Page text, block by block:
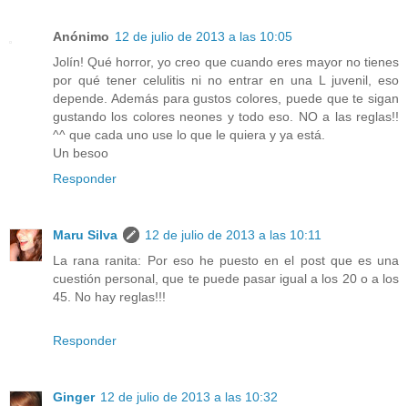
Anónimo 12 de julio de 2013 a las 10:05
Jolín! Qué horror, yo creo que cuando eres mayor no tienes
por qué tener celulitis ni no entrar en una L juvenil, eso
depende. Además para gustos colores, puede que te sigan
gustando los colores neones y todo eso. NO a las reglas!!
^^ que cada uno use lo que le quiera y ya está.
Un besoo
Responder
Maru Silva
12 de julio de 2013 a las 10:11
La rana ranita: Por eso he puesto en el post que es una
cuestión personal, que te puede pasar igual a los 20 o a los
45. No hay reglas!!!
Responder
Ginger 12 de julio de 2013 a las 10:32